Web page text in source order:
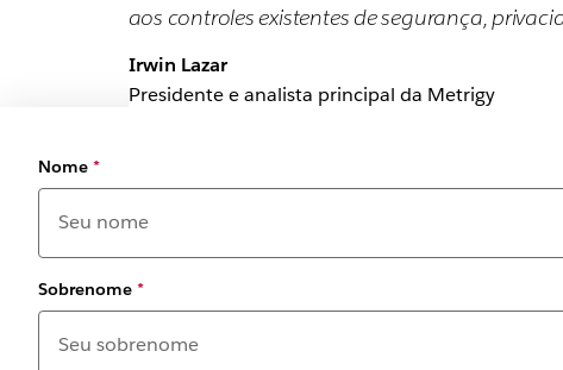
aos controles existentes de segurança,
Irwin Lazar
Presidente e analista principal da Metrigy
Nome *
Sobrenome *